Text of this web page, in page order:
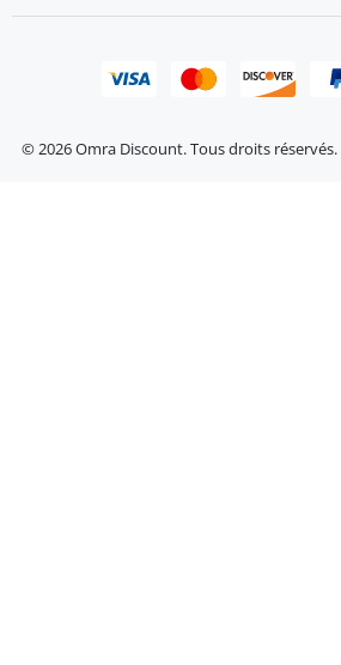
© 2026 Omra Discount. Tous droits réservés.